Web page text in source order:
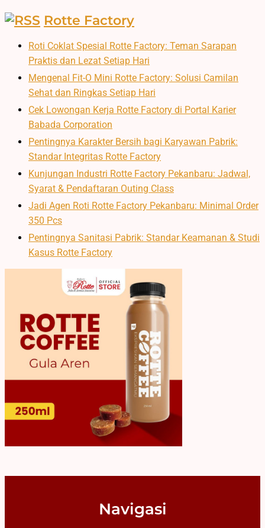
Rotte Factory
Roti Coklat Spesial Rotte Factory: Teman Sarapan
Praktis dan Lezat Setiap Hari
Mengenal Fit-O Mini Rotte Factory: Solusi Camilan
Sehat dan Ringkas Setiap Hari
Cek Lowongan Kerja Rotte Factory di Portal Karier
Babada Corporation
Pentingnya Karakter Bersih bagi Karyawan Pabrik:
Standar Integritas Rotte Factory
Kunjungan Industri Rotte Factory Pekanbaru: Jadwal,
Syarat & Pendaftaran Outing Class
Jadi Agen Roti Rotte Factory Pekanbaru: Minimal Order
350 Pcs
Pentingnya Sanitasi Pabrik: Standar Keamanan & Studi
Kasus Rotte Factory
Navigasi